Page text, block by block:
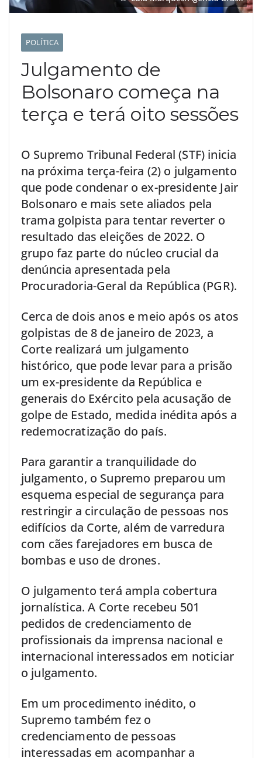
POLÍTICA
Julgamento de
Bolsonaro começa na
terça e terá oito sessões
O Supremo Tribunal Federal (STF) inicia
na próxima terça-feira (2) o julgamento
que pode condenar o ex-presidente Jair
Bolsonaro e mais sete aliados pela
trama golpista para tentar reverter o
resultado das eleições de 2022. O
grupo faz parte do núcleo crucial da
denúncia apresentada pela
Procuradoria-Geral da República (PGR).
Cerca de dois anos e meio após os atos
golpistas de 8 de janeiro de 2023, a
Corte realizará um julgamento
histórico, que pode levar para a prisão
um ex-presidente da República e
generais do Exército pela acusação de
golpe de Estado, medida inédita após a
redemocratização do país.
Para garantir a tranquilidade do
julgamento, o Supremo preparou um
esquema especial de segurança para
restringir a circulação de pessoas nos
edifícios da Corte, além de varredura
com cães farejadores em busca de
bombas e uso de drones.
O julgamento terá ampla cobertura
jornalística. A Corte recebeu 501
pedidos de credenciamento de
profissionais da imprensa nacional e
internacional interessados em noticiar
o julgamento.
Em um procedimento inédito, o
Supremo também fez o
credenciamento de pessoas
interessadas em acompanhar a